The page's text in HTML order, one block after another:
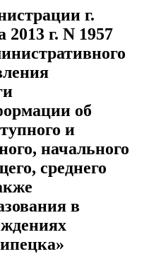
г.
2013 г. N 1957
об
и
начального
среднего
в